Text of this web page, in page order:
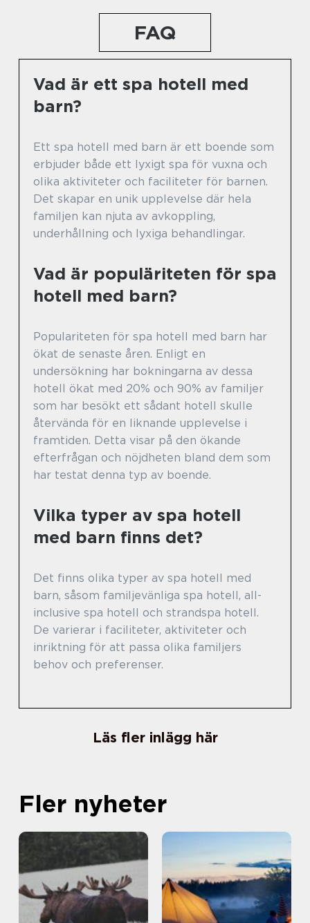
FAQ
Vad är ett spa hotell med
barn?
Ett spa hotell med barn är ett boende som
erbjuder både ett lyxigt spa för vuxna och
olika aktiviteter och faciliteter för barnen.
Det skapar en unik upplevelse där hela
familjen kan njuta av avkoppling,
underhållning och lyxiga behandlingar.
Vad är populäriteten för spa
hotell med barn?
Populariteten för spa hotell med barn har
ökat de senaste åren. Enligt en
undersökning har bokningarna av dessa
hotell ökat med 20% och 90% av familjer
som har besökt ett sådant hotell skulle
återvända för en liknande upplevelse i
framtiden. Detta visar på den ökande
efterfrågan och nöjdheten bland dem som
har testat denna typ av boende.
Vilka typer av spa hotell
med barn finns det?
Det finns olika typer av spa hotell med
barn, såsom familjevänliga spa hotell, all-
inclusive spa hotell och strandspa hotell.
De varierar i faciliteter, aktiviteter och
inriktning för att passa olika familjers
behov och preferenser.
Läs fler inlägg här
Fler nyheter